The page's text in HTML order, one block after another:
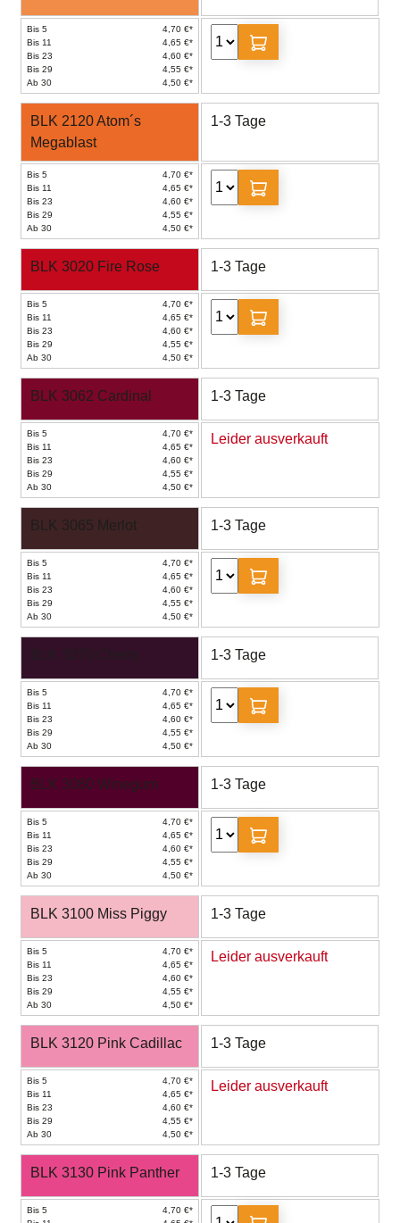
Bis 5
4,70 €*
Bis 11
4,65 €*
Bis 23
4,60 €*
Bis 29
4,55 €*
Ab 30
4,50 €*
BLK 2120 Atom´s
Megablast
1-3 Tage
Bis 5
4,70 €*
Bis 11
4,65 €*
Bis 23
4,60 €*
Bis 29
4,55 €*
Ab 30
4,50 €*
BLK 3020 Fire Rose 1-3 Tage
Bis 5
4,70 €*
Bis 11
4,65 €*
Bis 23
4,60 €*
Bis 29
4,55 €*
Ab 30
4,50 €*
BLK 3062 Cardinal 1-3 Tage
Bis 5
4,70 €*
Bis 11
4,65 €*
Bis 23
4,60 €*
Bis 29
4,55 €*
Ab 30
4,50 €*
Leider ausverkauft
BLK 3065 Merlot 1-3 Tage
Bis 5
4,70 €*
Bis 11
4,65 €*
Bis 23
4,60 €*
Bis 29
4,55 €*
Ab 30
4,50 €*
1-3 Tage
Bis 5
4,70 €*
Bis 11
4,65 €*
Bis 23
4,60 €*
Bis 29
4,55 €*
Ab 30
4,50 €*
BLK 3080 Winegum 1-3 Tage
Bis 5
4,70 €*
Bis 11
4,65 €*
Bis 23
4,60 €*
Bis 29
4,55 €*
Ab 30
4,50 €*
BLK 3100 Miss Piggy 1-3 Tage
Bis 5
4,70 €*
Bis 11
4,65 €*
Bis 23
4,60 €*
Bis 29
4,55 €*
Ab 30
4,50 €*
Leider ausverkauft
BLK 3120 Pink Cadillac 1-3 Tage
Bis 5
4,70 €*
Bis 11
4,65 €*
Bis 23
4,60 €*
Bis 29
4,55 €*
Ab 30
4,50 €*
Leider ausverkauft
BLK 3130 Pink Panther 1-3 Tage
Bis 5
4,70 €*